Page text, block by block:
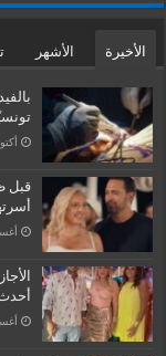
الأخيرة الأشهر
أكتوبر
قبل